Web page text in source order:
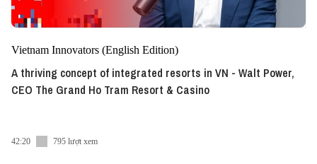
Vietnam Innovators (English Edition)
A thriving concept of integrated resorts in VN - Walt Power,
CEO The Grand Ho Tram Resort & Casino
42:20 795 lượt xem